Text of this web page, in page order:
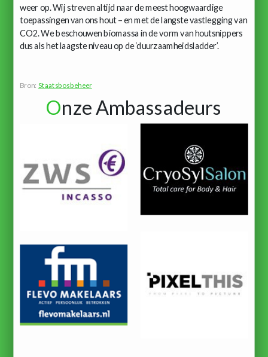
weer op. Wij streven altijd naar de meest hoogwaardige
toepassingen van ons hout – en met de langste vastlegging van
CO2. We beschouwen biomassa in de vorm van houtsnippers
dus als het laagste niveau op de ‘duurzaamheidsladder’.
Bron: Staatsbosbeheer
Onze Ambassadeurs